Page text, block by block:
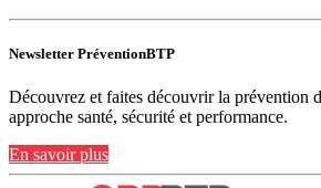
Newsletter PréventionBTP
Découvrez et faites découvrir la prévention
approche santé, sécurité et performance.
En savoir plus